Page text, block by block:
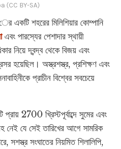
(CC BY-SA)
একটি শহরের মিলিশিয়ার কোম্পানি
এবং পারস্যের পেশাদার স্থায়ী
নিয়ে দ্বন্দ্ব থেকে বিজয় এবং
হয়েছিল। অস্ত্রশস্ত্র, প্রশিক্ষণ এবং
প্রাচীন বিশ্বের সবচেয়ে
প্রায় 2700 খ্রিস্টপূর্বাব্দে সুমের এবং
নেই যে সেই তারিখের আগে সামরিক
সশস্ত্র সংঘাতের নিয়মিত শিলালিপি,